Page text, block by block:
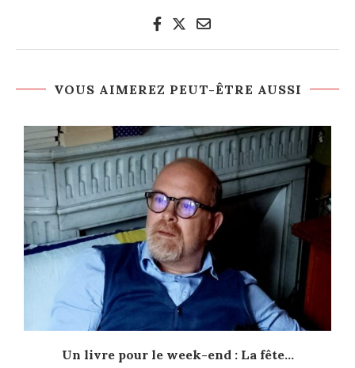
VOUS AIMEREZ PEUT-ÊTRE AUSSI
Un livre pour le week-end : La fête...